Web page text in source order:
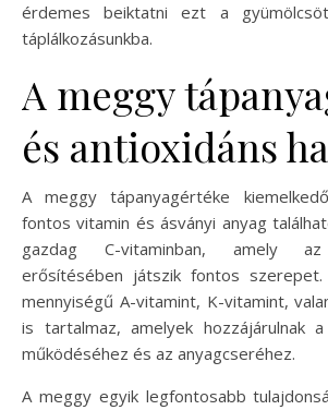
érdemes beiktatni ezt a
táplálkozásunkba.
A meggy
és antioxidáns
A meggy tápanyagértéke
fontos vitamin és ásványi anyag
gazdag C-vitaminban, amely az
erősítésében játszik fontos
mennyiségű A-vitamint, K-vitamint,
is tartalmaz, amelyek hozzájárulnak
működéséhez és az anyagcseréhez.
A meggy egyik legfontosabb